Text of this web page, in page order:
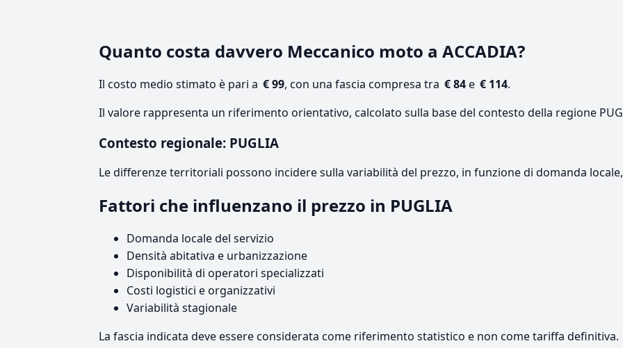
Quanto costa davvero Meccanico moto a ACCADIA?
Il costo medio stimato è pari a € 99, con una fascia compresa tra € 84e € 114.
Il valore rappresenta un riferimento orientativo, calcolato sulla base del contesto della regione
Contesto regionale: PUGLIA
Le differenze territoriali possono incidere sulla variabilità del prezzo, in funzione di domanda
Fattori che influenzano il prezzo in PUGLIA
Domanda locale del servizio
Densità abitativa e urbanizzazione
Disponibilità di operatori specializzati
Costi logistici e organizzativi
Variabilità stagionale
La fascia indicata deve essere considerata come riferimento statistico e non come tariffa definitiva.